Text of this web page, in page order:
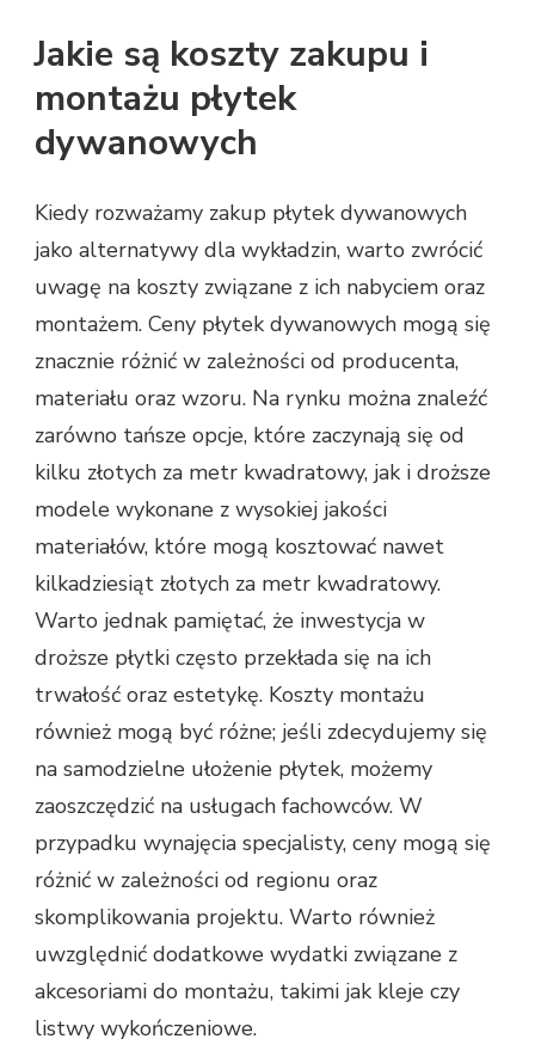
Jakie są koszty zakupu i
montażu płytek
dywanowych
Kiedy rozważamy zakup płytek dywanowych
jako alternatywy dla wykładzin, warto zwrócić
uwagę na koszty związane z ich nabyciem oraz
montażem. Ceny płytek dywanowych mogą się
znacznie różnić w zależności od producenta,
materiału oraz wzoru. Na rynku można znaleźć
zarówno tańsze opcje, które zaczynają się od
kilku złotych za metr kwadratowy, jak i droższe
modele wykonane z wysokiej jakości
materiałów, które mogą kosztować nawet
kilkadziesiąt złotych za metr kwadratowy.
Warto jednak pamiętać, że inwestycja w
droższe płytki często przekłada się na ich
trwałość oraz estetykę. Koszty montażu
również mogą być różne; jeśli zdecydujemy się
na samodzielne ułożenie płytek, możemy
zaoszczędzić na usługach fachowców. W
przypadku wynajęcia specjalisty, ceny mogą się
różnić w zależności od regionu oraz
skomplikowania projektu. Warto również
uwzględnić dodatkowe wydatki związane z
akcesoriami do montażu, takimi jak kleje czy
listwy wykończeniowe.